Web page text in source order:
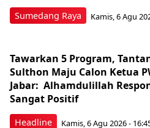
Sumedang Raya Kamis, 6 Agu
Headline
Tawarkan 5 Program,
Sulthon Maju Calon Ketua
Jabar: Alhamdulillah
Sangat Positif
Kamis, 6 Agu 2026 -